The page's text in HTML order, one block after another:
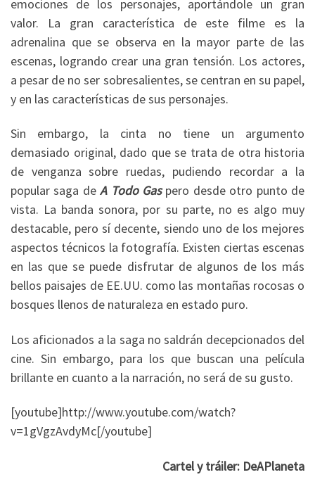
emociones de los personajes, aportándole un gran
valor. La gran característica de este filme es la
adrenalina que se observa en la mayor parte de las
escenas, logrando crear una gran tensión. Los actores,
a pesar de no ser sobresalientes, se centran en su papel,
y en las características de sus personajes.
Sin embargo, la cinta no tiene un argumento
demasiado original, dado que se trata de otra historia
de venganza sobre ruedas, pudiendo recordar a la
popular saga deA Todo Gaspero desde otro punto de
vista. La banda sonora, por su parte, no es algo muy
destacable, pero sí decente, siendo uno de los mejores
aspectos técnicos la fotografía. Existen ciertas escenas
en las que se puede disfrutar de algunos de los más
bellos paisajes de EE.UU. como las montañas rocosas o
bosques llenos de naturaleza en estado puro.
Los aficionados a la saga no saldrán decepcionados del
cine. Sin embargo, para los que buscan una película
brillante en cuanto a la narración, no será de su gusto.
[youtube]http://www.youtube.com/watch?
v=1gVgzAvdyMc[/youtube]
Cartel y tráiler: DeAPlaneta